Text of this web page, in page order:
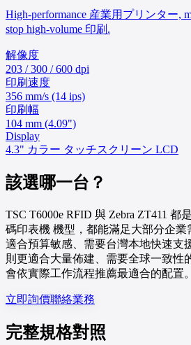
High-performance 産業用プリンター,
stop high-volume 印刷.
解像度
203 / 300 / 600 dpi
印刷速度
356 mm/s (14 ips)
印刷幅
104 mm (4.09")
Display
4.3" カラー タッチスクリーン LCD
該選哪一台？
TSC T6000e RFID 與 Zebra ZT411 都
碼印表機 機型，都能滿足大部分企業
適合預算敏感、需要台灣本地快速支
則更適合大量佈建、需要全球一致性
會依實際工作流程推薦最適合的配置。
立即詢價聯絡業務
完整規格對照